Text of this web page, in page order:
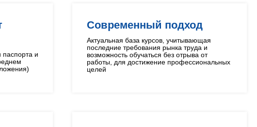
паспорта и
Современный подход
Актуальная база курсов, учитывающая
последние требования рынка труда и
возможность обучаться без отрыва от
работы, для достижение профессиональных
целей